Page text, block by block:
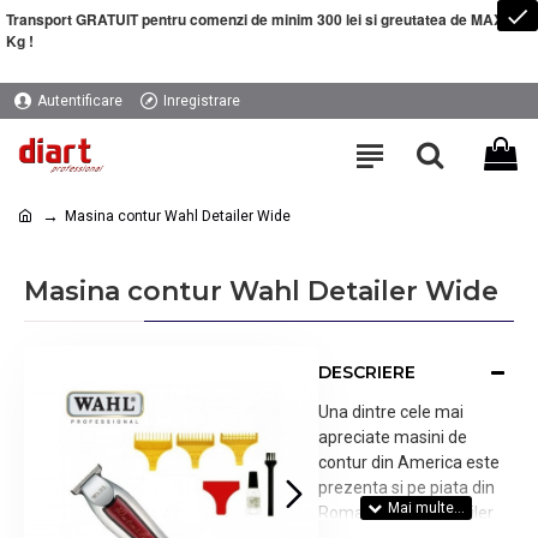
Transport GRATUIT pentru comenzi de minim 300 lei si greutatea de MAXIM 5
Kg !
Autentificare Inregistrare
Masina contur Wahl Detailer Wide
Masina contur Wahl Detailer Wide
DESCRIERE
Una dintre cele mai
apreciate masini de
contur din America este
prezenta si pe piata din
Romania: Wahl Detailer